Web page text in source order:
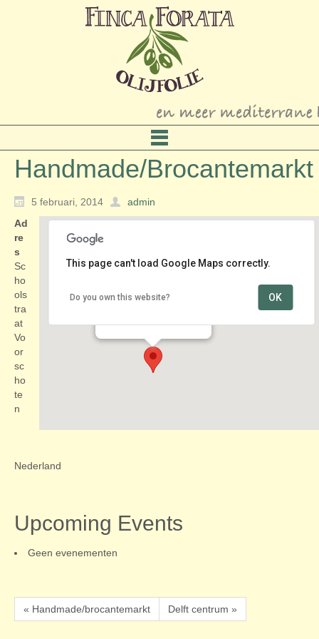
Handmade/Brocantemarkt
5 februari, 2014 admin
Handmade/Brocantemarkt
This page can't load Google Maps correctly.
Do you own this website? OK
Ad
re
s
Sc
ho
ols
tra
at
Vo
or
sc
ho
te
n
Nederland
Upcoming Events
Geen evenementen
« Handmade/brocantemarkt Delft centrum »